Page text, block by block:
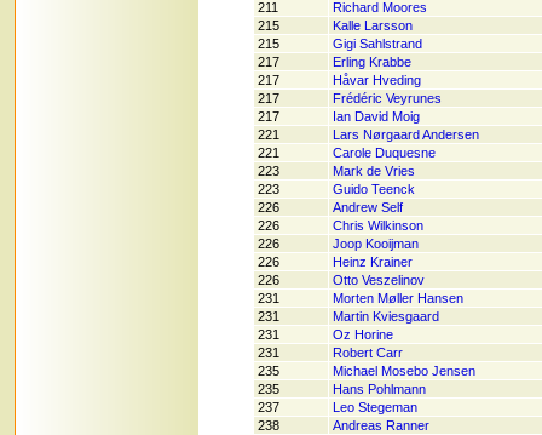
211
Richard Moores
215
Kalle Larsson
215
Gigi Sahlstrand
217
Erling Krabbe
217
Håvar Hveding
217
Frédéric Veyrunes
217
Ian David Moig
221
Lars Nørgaard Andersen
221
Carole Duquesne
223
Mark de Vries
223
Guido Teenck
226
Andrew Self
226
Chris Wilkinson
226
Joop Kooijman
226
Heinz Krainer
226
Otto Veszelinov
231
Morten Møller Hansen
231
Martin Kviesgaard
231
Oz Horine
231
Robert Carr
235
Michael Mosebo Jensen
235
Hans Pohlmann
237
Leo Stegeman
238
Andreas Ranner